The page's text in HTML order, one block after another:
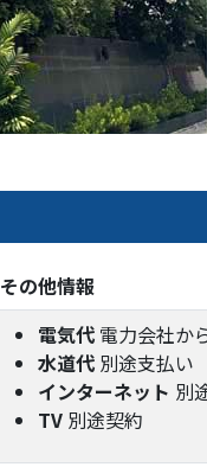
その他情報
電気代 電力会社か
水道代 別途支払い
インターネット 別
TV 別途契約